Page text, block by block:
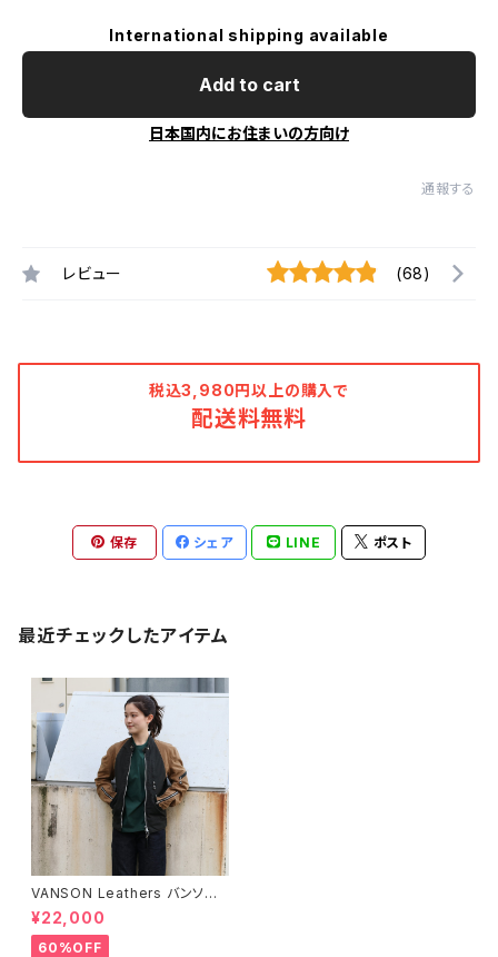
International shipping available
Add to cart
日本国内にお住まいの方向け
通報する
レビュー (68)
税込3,980円以上の購入で
配送料無料
保存 シェア LINE ポスト
最近チェックしたアイテム
VANSON Leathers バンソン
レザー レディース スタンドカラ
ーワックスドジャケット BLACK/
TAN
¥22,000
60%OFF